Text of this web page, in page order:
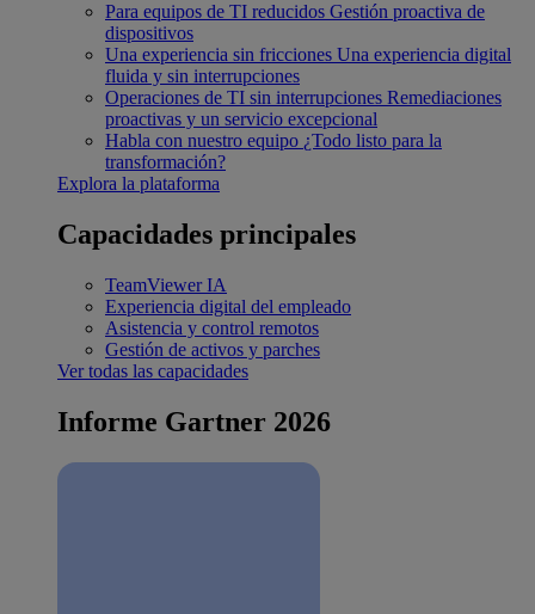
Para equipos de TI reducidos Gestión proactiva de
dispositivos
Una experiencia sin fricciones Una experiencia digital
fluida y sin interrupciones
Operaciones de TI sin interrupciones Remediaciones
proactivas y un servicio excepcional
Habla con nuestro equipo ¿Todo listo para la
transformación?
Explora la plataforma
Capacidades principales
TeamViewer IA
Experiencia digital del empleado
Asistencia y control remotos
Gestión de activos y parches
Ver todas las capacidades
Informe Gartner 2026